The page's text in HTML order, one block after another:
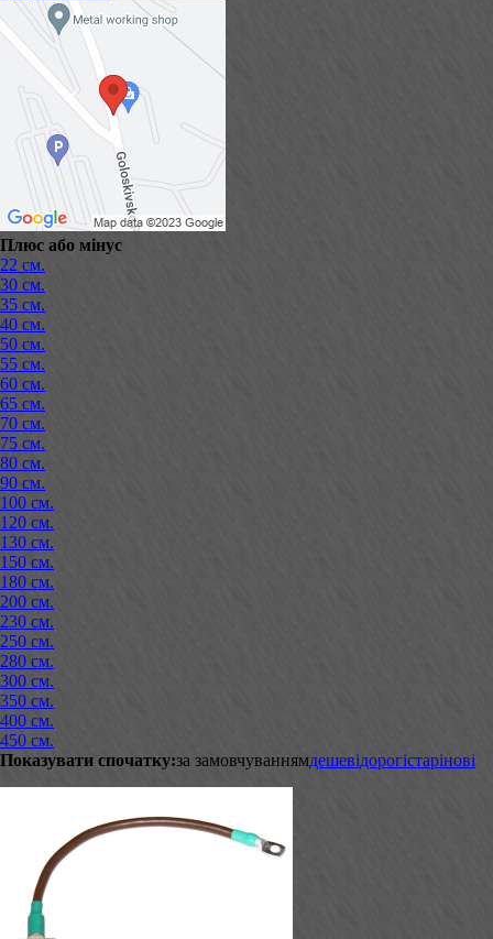
Плюс або мінус
22 см.
30 см.
35 см.
40 см.
50 см.
55 см.
60 см.
65 см.
70 см.
75 см.
80 см.
90 см.
100 см.
120 см.
130 см.
150 см.
180 см.
200 см.
230 см.
250 см.
280 см.
300 см.
350 см.
400 см.
450 см.
Показувати спочатку:за замовчуваннямдешевідорогістарінові